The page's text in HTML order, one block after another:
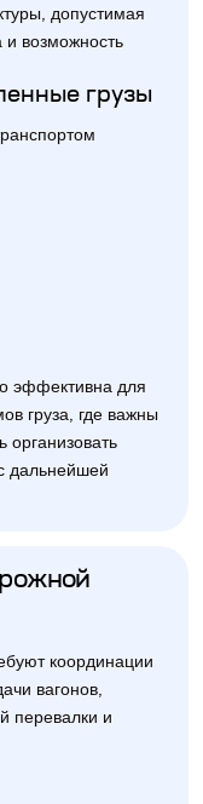
допустимая
и возможность
грузы
эффективна для
груза, где важны
организовать
дальнейшей
координации
вагонов,
перевалки и